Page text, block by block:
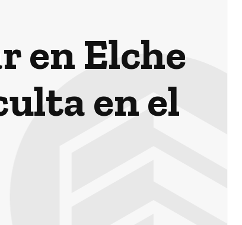
en Elche
en el